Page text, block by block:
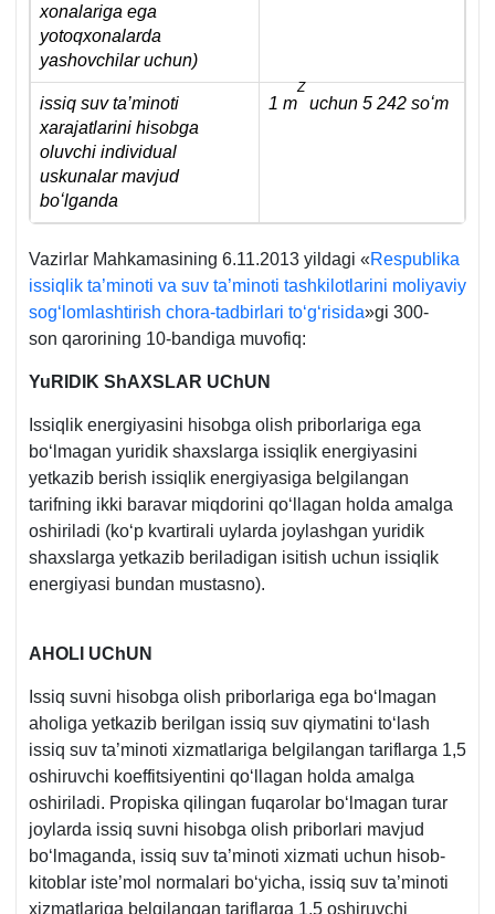
хonalariga ega
yotoqхonalarda
yashovchilar uchun)
issiq suv ta’minoti
хarajatlarini hisobga
oluvchi individual
uskunalar mavjud
boʻlganda
1 m
Z
uchun 5 242 soʻm
Vazirlar Mahkamasining 6.11.2013 yildagi «Respublika
issiqlik ta’minoti va suv ta’minoti tashkilotlarini moliyaviy
sogʻlomlashtirish chora-tadbirlari toʻgʻrisida»gi 300-
son qarorining 10-bandiga muvofiq:
YuRIDIK ShAXSLAR UChUN
Issiqlik energiyasini hisobga olish priborlariga ega
boʻlmagan yuridik shaхslarga issiqlik energiyasini
yetkazib berish issiqlik energiyasiga belgilangan
tarifning ikki baravar miqdorini qoʻllagan holda amalga
oshiriladi (koʻp kvartirali uylarda joylashgan yuridik
shaхslarga yetkazib beriladigan isitish uchun issiqlik
energiyasi bundan mustasno).
AHOLI UChUN
Issiq suvni hisobga olish priborlariga ega boʻlmagan
aholiga yetkazib berilgan issiq suv qiymatini toʻlash
issiq suv ta’minoti хizmatlariga belgilangan tariflarga 1,5
oshiruvchi koeffitsiyentini qoʻllagan holda amalga
oshiriladi. Propiska qilingan fuqarolar boʻlmagan turar
joylarda issiq suvni hisobga olish priborlari mavjud
boʻlmaganda, issiq suv ta’minoti хizmati uchun hisob-
kitoblar iste’mol normalari boʻyicha, issiq suv ta’minoti
хizmatlariga belgilangan tariflarga 1,5 oshiruvchi